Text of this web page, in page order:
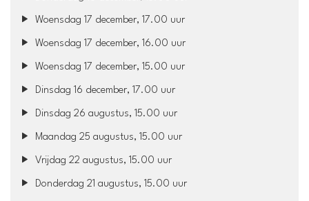
Woensdag 17 december, 17.00 uur
Woensdag 17 december, 16.00 uur
Woensdag 17 december, 15.00 uur
Dinsdag 16 december, 17.00 uur
Dinsdag 26 augustus, 15.00 uur
Maandag 25 augustus, 15.00 uur
Vrijdag 22 augustus, 15.00 uur
Donderdag 21 augustus, 15.00 uur